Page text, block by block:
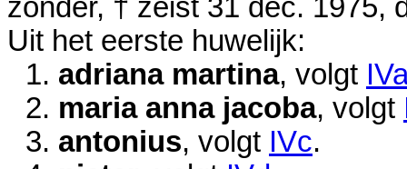
zonder, † zeist 31 dec. 1975,
Uit het eerste huwelijk:
1. adriana martina, volgt
2. maria anna jacoba, volgt
3. antonius, volgt IVc.